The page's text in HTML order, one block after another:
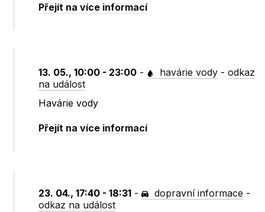
Přejít na více informací
13. 05., 10:00 - 23:00 - havárie vody -odkaz
na událost
Havárie vody
Přejít na více informací
23. 04., 17:40 - 18:31 - dopravní informace -
odkaz na událost